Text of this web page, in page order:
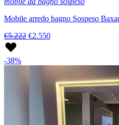
Mobile arredo bagno Sospeso
€5.222 €2.550
-38%